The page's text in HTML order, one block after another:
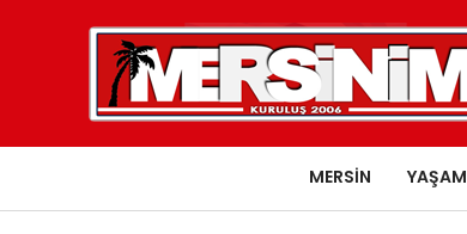
MERSIN YAŞAM